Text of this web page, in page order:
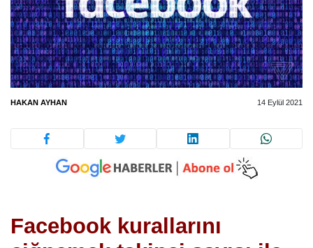
HAKAN AYHAN 14 Eylül 2021
Facebook kurallarını